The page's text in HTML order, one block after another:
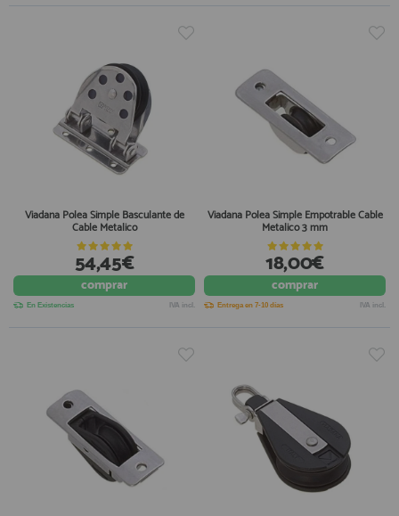
Viadana Polea Simple Basculante de
Cable Metalico
54,45€
comprar
En Existencias IVA incl.
Viadana Polea Simple Empotrable Cable
Metalico 3 mm
18,00€
comprar
Entrega en 7-10 días IVA incl.